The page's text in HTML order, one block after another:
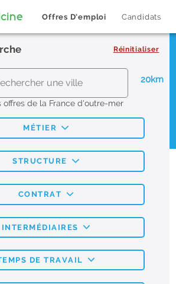
Offres D'emploi Candidats
Réinitialiser
20km
offres de la France d'outre-mer
MÉTIER
STRUCTURE
CONTRAT
INTERMÉDIAIRES
DE TRAVAIL